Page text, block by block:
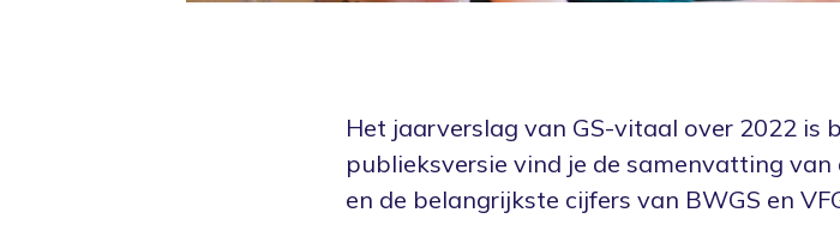
Het jaarverslag van GS-vitaal over 2022 is
publieksversie vind je de samenvatting
en de belangrijkste cijfers van BWGS en